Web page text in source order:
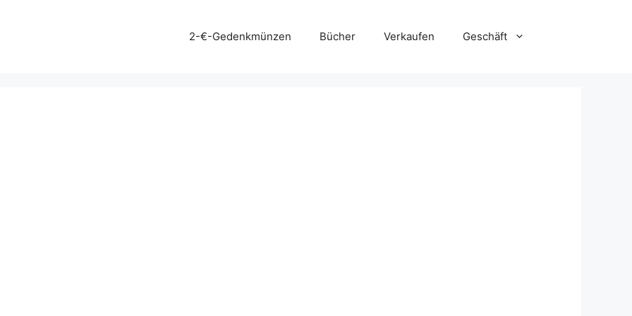
2-€-Gedenkmünzen Bücher Verkaufen Geschäft